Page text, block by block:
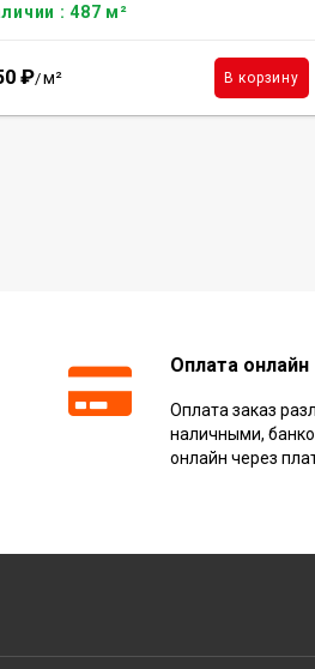
: 487 м²
₽/м² В корзину
Оплата онлайн
Оплата заказ
наличными,
онлайн через